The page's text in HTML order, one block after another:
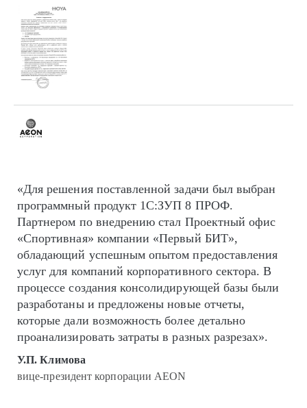
«Для решения поставленной задачи был выбран
программный продукт 1С:ЗУП 8 ПРОФ.
Партнером по внедрению стал Проектный офис
«Спортивная» компании «Первый БИТ»,
обладающий успешным опытом предоставления
услуг для компаний корпоративного сектора. В
процессе создания консолидирующей базы были
разработаны и предложены новые отчеты,
которые дали возможность более детально
проанализировать затраты в разных разрезах».
У.П. Климова
вице-президент корпорации AEON